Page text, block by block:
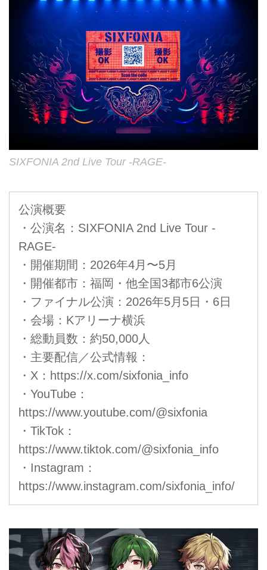
SIXFONIA 2nd Live Tour -RAGE-
公演概要
・公演名：SIXFONIA 2nd Live Tour -
RAGE-
・開催期間：2026年4月〜5月
・開催都市：福岡・他全国3都市6公演
・ファイナル公演：2026年5月5日・6日
・会場：Kアリーナ横浜
・総動員数：約50,000人
・主要配信／公式情報：
・X： https://x.com/sixfonia_info
・YouTube：
https://www.youtube.com/@sixfonia
・TikTok：
https://www.tiktok.com/@sixfonia_info
・Instagram：
https://www.instagram.com/sixfonia_info/